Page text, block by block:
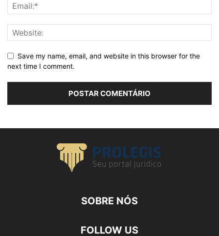
Save my name, email, and website in this browser for the
next time I comment.
SOBRE NÓS
FOLLOW US